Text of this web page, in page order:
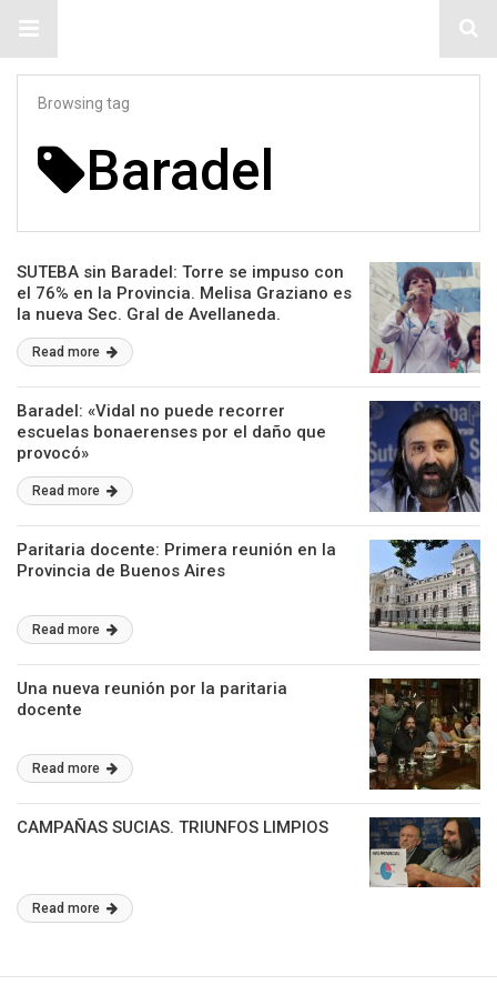
Browsing tag
Baradel
SUTEBA sin Baradel: Torre se impuso con
el 76% en la Provincia. Melisa Graziano es
la nueva Sec. Gral de Avellaneda.
Read more
Baradel: «Vidal no puede recorrer
escuelas bonaerenses por el daño que
provocó»
Read more
Paritaria docente: Primera reunión en la
Provincia de Buenos Aires
Read more
Una nueva reunión por la paritaria
docente
Read more
CAMPAÑAS SUCIAS. TRIUNFOS LIMPIOS
Read more